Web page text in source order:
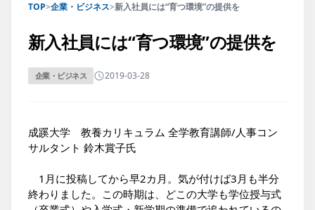
TOP>企業・ビジネス>新入社員には“育つ環境”の提供を
新入社員には“育つ環境”の提供を
企業・ビジネス 2019-03-28
成蹊大学 教養カリキュラム 全学教育講師/人事コン
サルタント 鈴木賞子氏
1月に投稿してから早2カ月。気が付けば3月も半分
終わりました。この時期は、どこの大学も学位授与式